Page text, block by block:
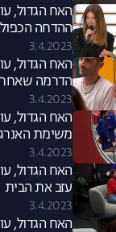
ההדחה
3.4.2023
הדרמה
3.4.2023
משימת
3.4.2023
עזב את הבית
3.4.2023